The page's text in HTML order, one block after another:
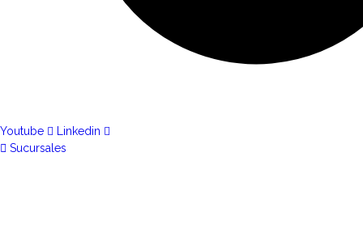
Youtube
Linkedin
Sucursales